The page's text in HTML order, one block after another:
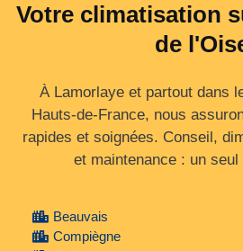
Votre climatisation
de
À Lamorlaye et partout dans
Hauts‑de‑France, nous
rapides et soignées. Conseil,
et maintenance : un seul
Beauvais
Compiègne